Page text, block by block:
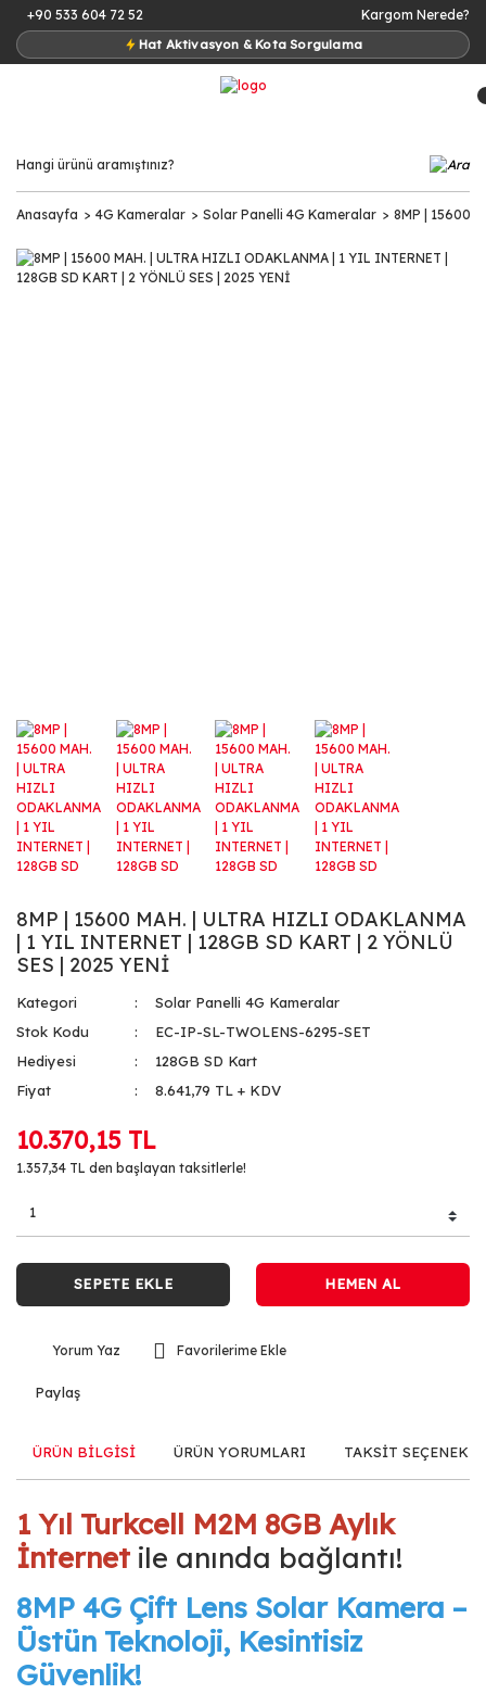
+90 533 604 72 52
Hat Aktivasyon & Kota Sorgulama
Kargom Nerede?
Anasayfa 4G Kameralar Solar Panelli 4G Kameralar 8MP | 15600
8MP | 15600 MAH. | ULTRA HIZLI ODAKLANMA
| 1 YIL INTERNET | 128GB SD KART | 2 YÖNLÜ
SES | 2025 YENİ
Kategori
Solar Panelli 4G Kameralar
Stok Kodu
EC-IP-SL-TWOLENS-6295-SET
Hediyesi
128GB SD Kart
Fiyat
8.641,79 TL + KDV
10.370,15 TL
1.357,34 TL den başlayan taksitlerle!
SEPETE EKLE HEMEN AL
Yorum Yaz
Paylaş
ÜRÜN BİLGİSİ ÜRÜN YORUMLARI TAKSİT
1 Yıl Turkcell M2M 8GB Aylık
İnternet ile anında bağlantı!
8MP 4G Çift Lens Solar Kamera –
Üstün Teknoloji, Kesintisiz
Güvenlik!